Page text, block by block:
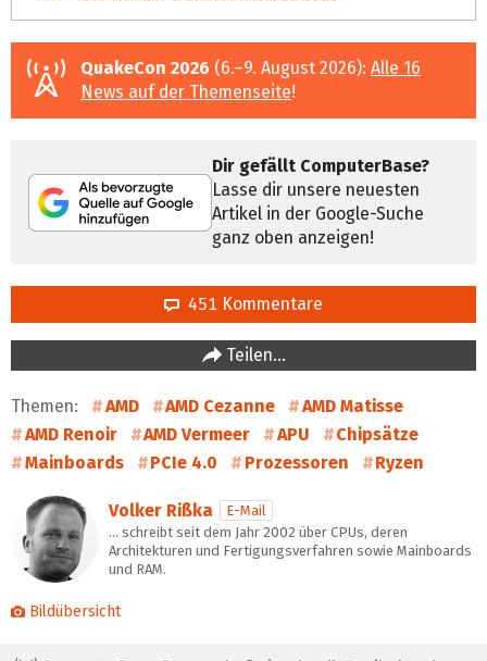
QuakeCon 2026 (6.–9. August 2026): Alle 16
News auf der Themenseite!
Dir gefällt ComputerBase?
Lasse dir unsere neuesten
Artikel in der Google-Suche
ganz oben anzeigen!
451 Kommentare
Teilen…
Themen: AMD AMD Cezanne
AMD Matisse
AMD Renoir
AMD Vermeer APU
Chipsätze
Mainboards
PCIe 4.0 Prozessoren Ryzen
Volker Rißka
E-Mail
… schreibt seit dem Jahr 2002 über CPUs, deren
Architekturen und Fertigungsverfahren sowie Mainboards
und RAM.
Bildübersicht